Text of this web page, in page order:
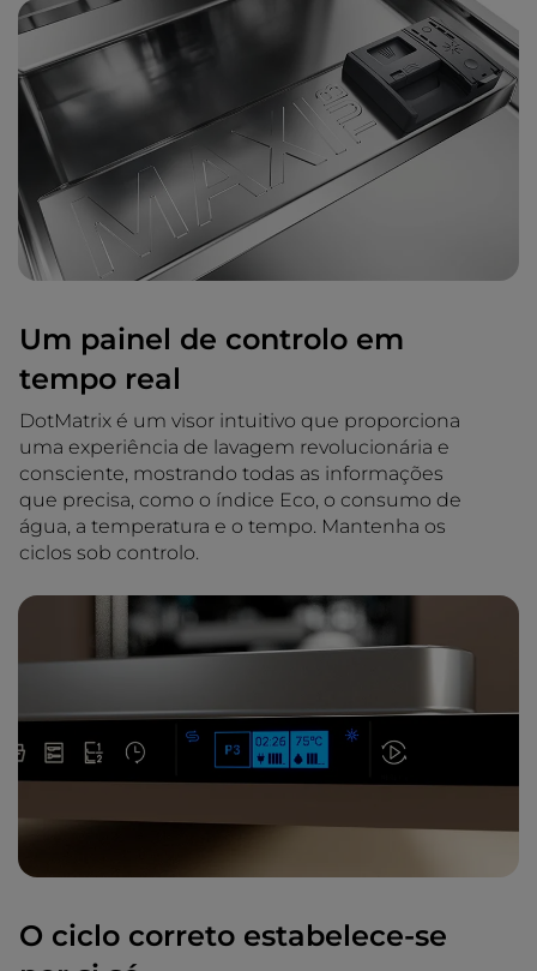
Um painel de controlo em
tempo real
DotMatrix é um visor intuitivo que proporciona
uma experiência de lavagem revolucionária e
consciente, mostrando todas as informações
que precisa, como o índice Eco, o consumo de
água, a temperatura e o tempo. Mantenha os
ciclos sob controlo.
O ciclo correto estabelece-se